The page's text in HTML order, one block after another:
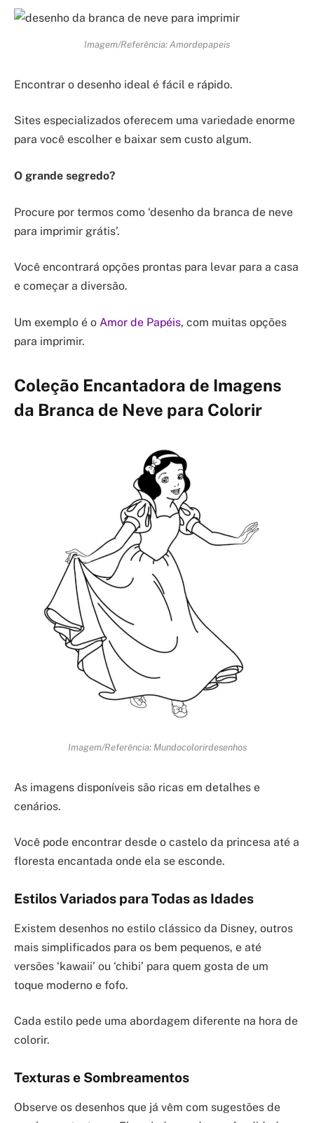
Imagem/Referência: Amordepapeis
Encontrar o desenho ideal é fácil e rápido.
Sites especializados oferecem uma variedade enorme
para você escolher e baixar sem custo algum.
O grande segredo?
Procure por termos como ‘desenho da branca de neve
para imprimir grátis’.
Você encontrará opções prontas para levar para a casa
e começar a diversão.
Um exemplo é o Amor de Papéis, com muitas opções
para imprimir.
Coleção Encantadora de Imagens
da Branca de Neve para Colorir
Imagem/Referência: Mundocolorirdesenhos
As imagens disponíveis são ricas em detalhes e
cenários.
Você pode encontrar desde o castelo da princesa até a
floresta encantada onde ela se esconde.
Estilos Variados para Todas as Idades
Existem desenhos no estilo clássico da Disney, outros
mais simplificados para os bem pequenos, e até
versões ‘kawaii’ ou ‘chibi’ para quem gosta de um
toque moderno e fofo.
Cada estilo pede uma abordagem diferente na hora de
colorir.
Texturas e Sombreamentos
Observe os desenhos que já vêm com sugestões de